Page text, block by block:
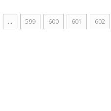
... 599 600 601 602